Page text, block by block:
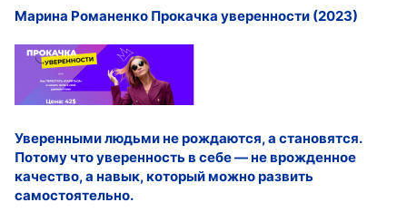
Марина Романенко Прокачка уверенности (2023)
Уверенными людьми не рождаются, а становятся.
Потому что уверенность в себе — не врожденное
качество, а навык, который можно развить
самостоятельно.